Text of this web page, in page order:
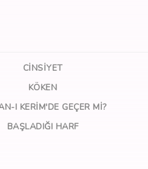
CINSIYET
KÖKEN
I KERIM'DE GEÇER MI?
BAŞLADIĞI HARF